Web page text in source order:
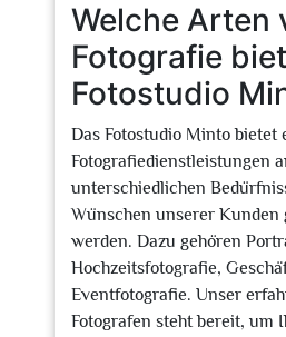
Welche Arten
Fotografie
Fotostudio
Das Fotostudio Minto bietet
Fotografiedienstleistungen
unterschiedlichen
Wünschen unserer Kunden
werden. Dazu gehören
Hochzeitsfotografie,
Eventfotografie. Unser
Fotografen steht bereit, um